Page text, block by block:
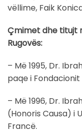
vëllime, Faik
Çmimet dhe titujt
Rugovës:
– Më 1995, Dr.
paqe i
– Më 1996, Dr.
(Honoris Causa) i
Francë.